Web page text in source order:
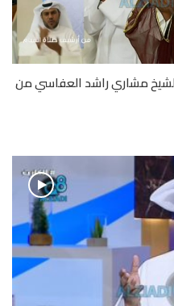
مشاري راشد العفاسي من